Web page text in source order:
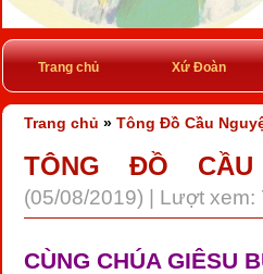
Trang chủ Xứ Đoàn
Trang chủ » Tông Đồ Cầu
TÔNG ĐỒ CẦU
(05/08/2019) | Lượt xem:
CÙNG CHÚA GIÊSU